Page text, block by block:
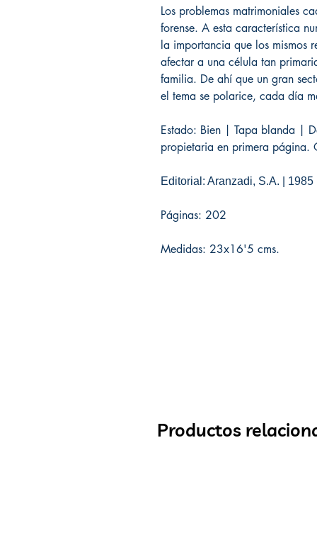
Los problemas matrimoniales
forense. A esta característica
la importancia que los mismos
afectar a una célula tan
familia. De ahí que un gran
el tema se polarice, cada día
Estado: Bien | Tapa blanda |
propietaria en primera página.
Editorial: Aranzadi, S.A. | 1985
Páginas: 202
Medidas: 23x16'5 cms.
Productos